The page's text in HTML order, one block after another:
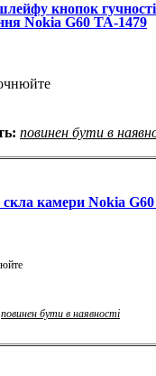
кнопок
Nokia G60 TA-1479
повинен бути в
скла камери Nokia
повинен бути в наявності